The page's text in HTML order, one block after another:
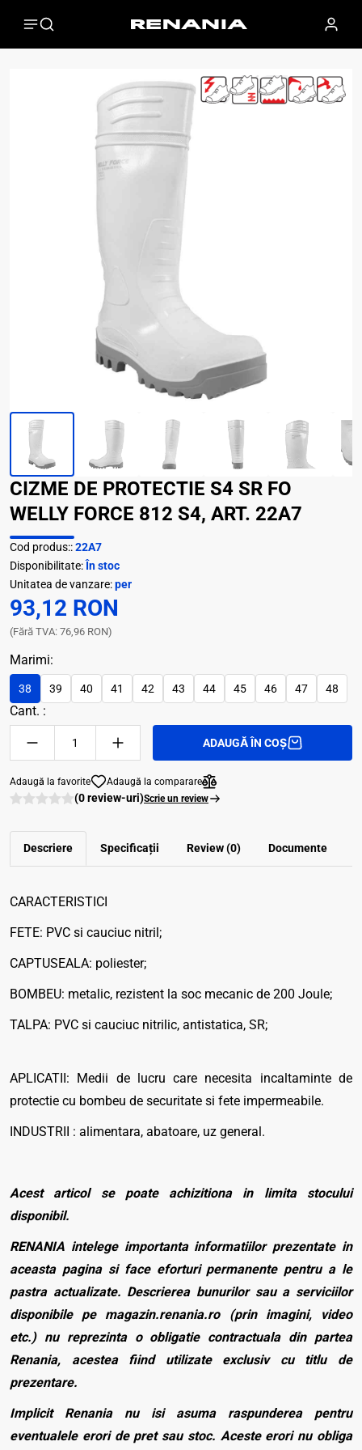
CIZME DE PROTECTIE S4 SR FO
WELLY FORCE 812 S4, ART. 22A7
Cod produs::22A7
Disponibilitate: În stoc
Unitatea de vanzare:per
93,12 RON
(Fără TVA: 76,96 RON)
Marimi:
38 39 40 41 42 43 44 45 46 47 48
Cant. :
ADAUGĂ ÎN COȘ
Adaugă la favorite Adaugă la comparare
(0 review-uri)Scrie un review
Descriere Specificații Review (0) Documente
CARACTERISTICI
FETE: PVC si cauciuc nitril;
CAPTUSEALA: poliester;
BOMBEU: metalic, rezistent la soc mecanic de 200 Joule;
TALPA: PVC si cauciuc nitrilic, antistatica, SR;
APLICATII: Medii de lucru care necesita incaltaminte de
protectie cu bombeu de securitate si fete impermeabile.
INDUSTRII : alimentara, abatoare, uz general.
Acest articol se poate achizitiona in limita stocului
disponibil.
RENANIA intelege importanta informatiilor prezentate in
aceasta pagina si face eforturi permanente pentru a le
pastra actualizate. Descrierea bunurilor sau a serviciilor
disponibile pe magazin.renania.ro (prin imagini, video
etc.) nu reprezinta o obligatie contractuala din partea
Renania, acestea fiind utilizate exclusiv cu titlu de
prezentare.
Implicit Renania nu isi asuma raspunderea pentru
eventualele erori de pret sau stoc. Aceste erori nu obliga